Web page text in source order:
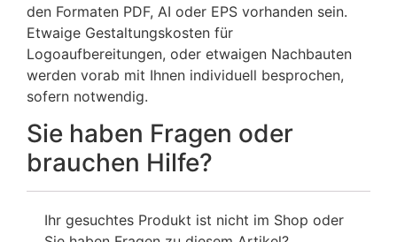
den Formaten PDF, AI oder EPS vorhanden sein.
Etwaige Gestaltungskosten für
Logoaufbereitungen, oder etwaigen Nachbauten
werden vorab mit Ihnen individuell besprochen,
sofern notwendig.
Sie haben Fragen oder
brauchen Hilfe?
Ihr gesuchtes Produkt ist nicht im Shop oder